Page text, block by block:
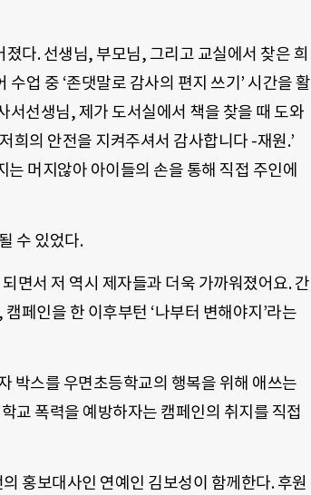
다. 선생님, 부모님, 그리고 교실에서 찾은 희
업 중 ‘존댓말로 감사의 편지 쓰기’ 시간을 활
서선생님, 제가 도서실에서 책을 찾을 때 도와
희의 안전을 지켜주셔서 감사합니다 -재원.’
머지않아 아이들의 손을 통해 직접 주인에
수 있었다.
면서 저 역시 제자들과 더욱 가까워졌어요. 간
페인을 한 이후부턴 ‘나부터 변해야지’라는
박스를 우면초등학교의 행복을 위해 애쓰는
교 폭력을 예방하자는 캠페인의 취지를 직접
홍보대사인 연예인 김보성이 함께한다. 후원